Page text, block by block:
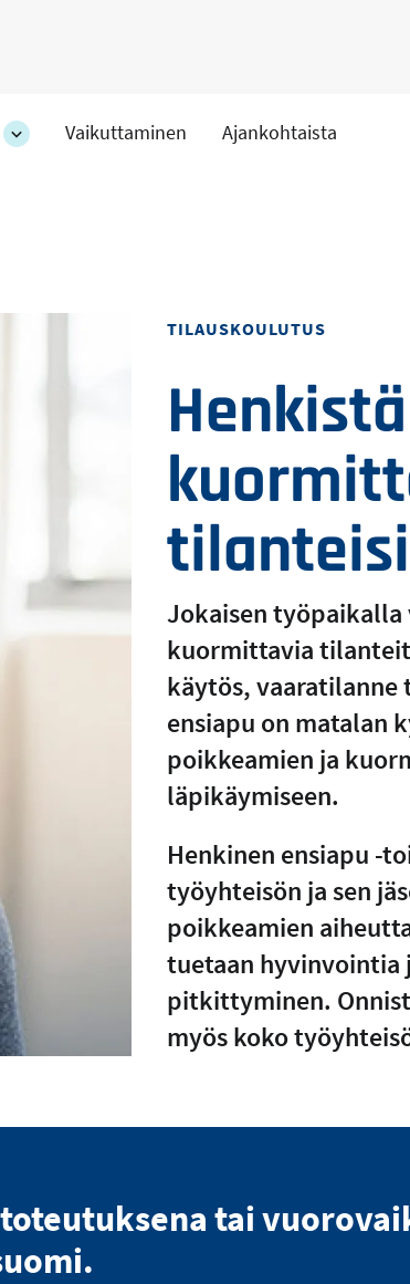
TietoaVaikuttaminen Ajankohtaista
Toteutustapa
TILAUSKOULUTUS
Jokaisen työpaikalla
kuormittavia
käytös, vaaratilanne
ensiapu on matalan
poikkeamien ja
läpikäymiseen.
Henkinen ensiapu -
työyhteisön ja sen
poikkeamien
tuetaan hyvinvointia
pitkittyminen.
myös koko
tai